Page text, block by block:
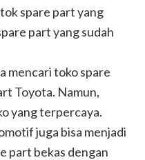
spare part yang
part yang sudah
mencari toko spare
Toyota. Namun,
yang terpercaya.
juga bisa menjadi
part bekas dengan